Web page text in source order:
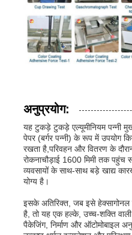
अनुप्रयोग:
यह टुकड़े टुकड़े एल्यूमीनियम पन्नी
पेपर (बर्गर पन्नी) के रूप में उपयोग
रखता है,परिवहन और वितरण के
रोकनाचौड़ाई 1600 मिमी तक पहुंच
व्यवसायों के साथ-साथ बड़े खाद्य
योग्य है।
इसके अतिरिक्त, जब इसे हेक्सागोनल
है, तो यह एक हल्के, उच्च-शक्ति
पैकेजिंग, निर्माण और ऑटोमोबाइल